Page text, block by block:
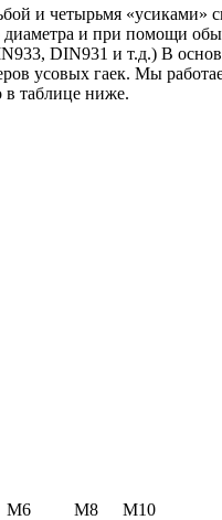
и четырьмя
и при помощи
DIN931 и т.д.) В
усовых гаек. Мы
в таблице ниже.
М6 М8
М10